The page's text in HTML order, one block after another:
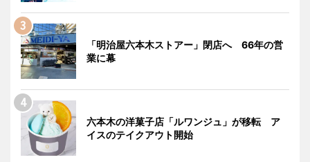
「明治屋六本木ストアー」閉店へ 66年の営
業に幕
六本木の洋菓子店「ルワンジュ」が移転 ア
イスのテイクアウト開始